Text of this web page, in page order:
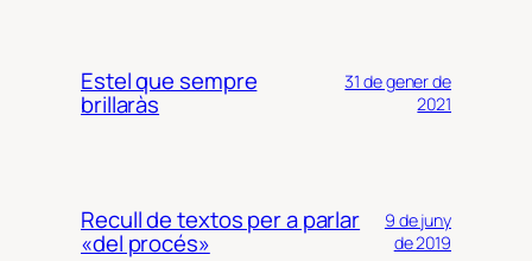
Estel que sempre
brillaràs
31 de gener de
2021
Recull de textos per a parlar
«del procés»
9 de juny
de 2019